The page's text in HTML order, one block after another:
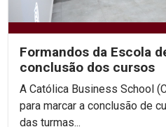
Formandos da Escola
conclusão dos cursos
A Católica Business School
para marcar a conclusão de
das turmas...